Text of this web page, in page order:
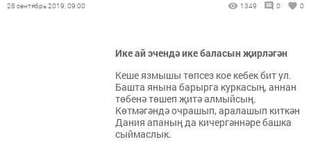
28 сентябрь 2019, 09:00 1349 0 0
Ике ай эчендә ике баласын җирләгән
Кеше язмышы төпсез кое кебек бит ул.
Башта янына барырга куркасың, аннан
төбенә төшеп җитә алмыйсың.
Көтмәгәндә очрашып, аралашып киткән
Дания апаның да кичергәннәре башка
сыймаслык.